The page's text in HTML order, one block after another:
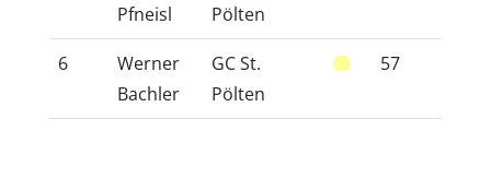
Pfneisl
Pölten
6
Werner
Bachler
GC St.
Pölten
57